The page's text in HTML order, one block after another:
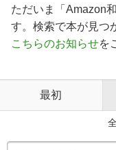
ただいま「Amazon
す。検索で本が見つ
こちらのお知らせを
最初